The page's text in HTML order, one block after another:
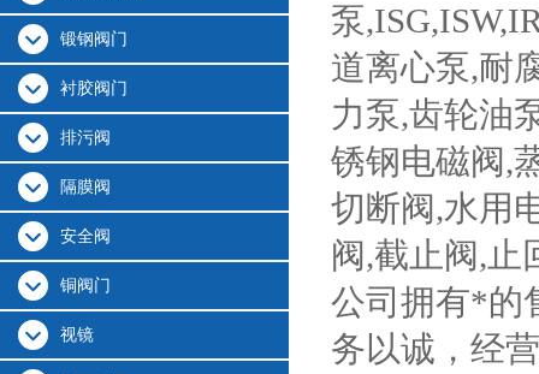
锻钢阀门
衬胶阀门
排污阀
隔膜阀
安全阀
铜阀门
视镜
泵
道离心泵,耐
力泵,齿轮油
锈钢电磁阀,
切断阀,水用
阀,截止阀,止
公司拥有*的
务以诚，经